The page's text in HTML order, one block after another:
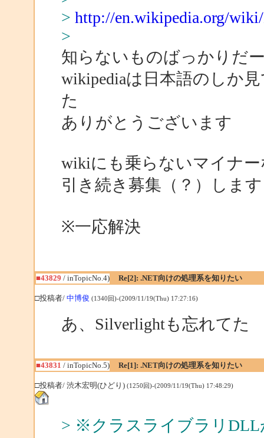
> http://en.wikipedia.org/
>
知らないものばっかりだ
wikipediaは日本語のしか
た
ありがとうございます
wikiにも乗らないマイナ
引き続き募集（？）します
※一応解決
■43829 / inTopicNo.4) Re[2]: .NET向けの処理系を知りたい
□投稿者/ 中博俊 (1340回)-(2009/11/19(Thu) 17:27:16)
あ、Silverlightも忘れてた
■43831 / inTopicNo.5) Re[1]: .NET向けの処理系を知りたい
□投稿者/ 渋木宏明(ひどり) (1250回)-(2009/11/19(Thu) 17:48:29)
> ※クラスライブラリDLL